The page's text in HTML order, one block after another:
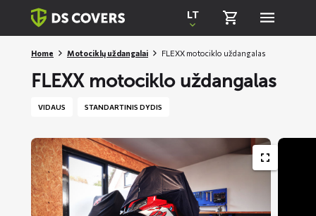
Skiplinks
LT
Home Motociklų uždangalai FLEXX motociklo uždangalas
FLEXX motociklo uždangalas
VIDAUS STANDARTINIS DYDIS